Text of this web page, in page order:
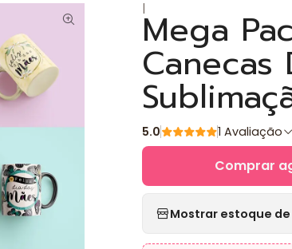
|Mega
Canecas
5.0 1 Avaliação
Comprar
Mostrar estoque